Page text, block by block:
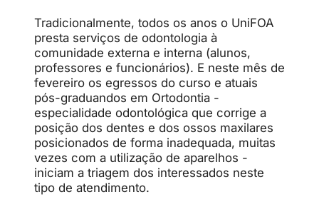
Tradicionalmente, todos os anos o UniFOA
presta serviços de odontologia à
comunidade externa e interna (alunos,
professores e funcionários). E neste mês de
fevereiro os egressos do curso e atuais
pós-graduandos em Ortodontia -
especialidade odontológica que corrige a
posição dos dentes e dos ossos maxilares
posicionados de forma inadequada, muitas
vezes com a utilização de aparelhos -
iniciam a triagem dos interessados neste
tipo de atendimento.